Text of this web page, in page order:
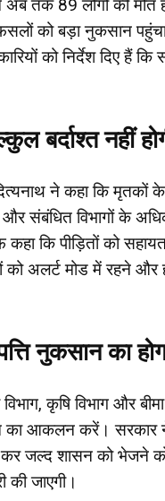
अब तक 89 लोगों की
को बड़ा नुकसान
को निर्देश दिए हैं
बर्दाश्त नहीं
ने कहा कि मृतकों के
और संबंधित विभागों के
कि पीड़ितों को
को अलर्ट मोड में रहने और
नुकसान का
कृषि विभाग और
का आकलन करें। सरकार
कर जल्द शासन को भेजने
की जाएगी।